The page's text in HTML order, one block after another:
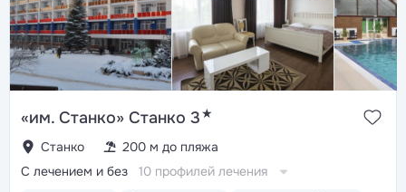
«им. Станко» Станко 3★
Станко 200 м до пляжа
С лечением и без 10 профилей лечения